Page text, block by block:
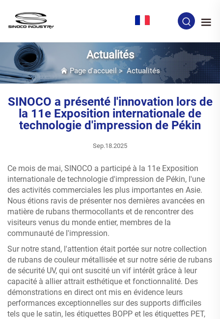
Actualités
Page d'accueil >Actualités
SINOCO a présenté l'innovation lors de
la 11e Exposition internationale de
technologie d'impression de Pékin
Sep.18.2025
Ce mois de mai, SINOCO a participé à la 11e Exposition
internationale de technologie d'impression de Pékin, l'une
des activités commerciales les plus importantes en Asie.
Nous étions ravis de présenter nos dernières avancées en
matière de rubans thermocollants et de rencontrer des
visiteurs venus du monde entier, membres de la
communauté de l'impression.
Sur notre stand, l'attention était portée sur notre collection
de rubans de couleur métallisée et sur notre série de rubans
de sécurité UV, qui ont suscité un vif intérêt grâce à leur
capacité à allier attrait esthétique et fonctionnalité. Des
démonstrations en direct ont mis en évidence leurs
performances exceptionnelles sur des supports difficiles
tels que le satin, les étiquettes BOPP et les étiquettes PET,